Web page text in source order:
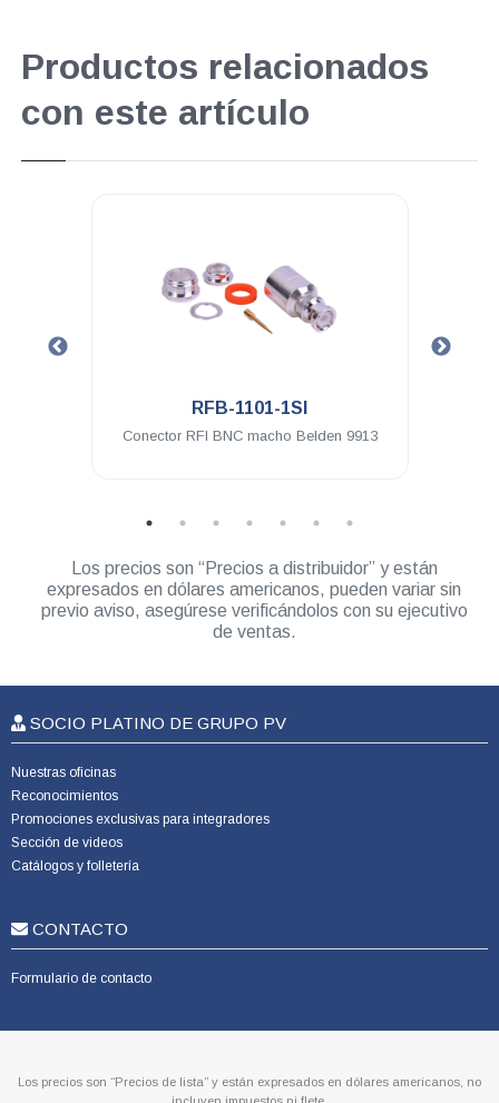
Productos relacionados
con este artículo
RFB-1101-1SI
Conector RFI BNC macho Belden 9913
Los precios son “Precios a distribuidor” y están
expresados en dólares americanos, pueden variar sin
previo aviso, asegúrese verificándolos con su ejecutivo
de ventas.
SOCIO PLATINO DE GRUPO PV
Nuestras oficinas
Reconocimientos
Promociones exclusivas para integradores
Sección de videos
Catálogos y folletería
CONTACTO
Formulario de contacto
Los precios son “Precios de lista” y están expresados en dólares americanos, no